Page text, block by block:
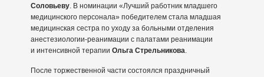
Соловьеву. В номинации «Лучший работник младшего
медицинского персонала» победителем стала младшая
медицинская сестра по уходу за больными отделения
анестезиологии-реанимации с палатами реанимации
и интенсивной терапии Ольга Стрельникова.
После торжественной части состоялся праздничный